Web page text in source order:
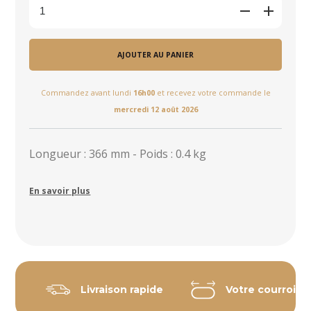
AJOUTER AU PANIER
Commandez avant lundi 16h00et recevez votre commande le
mercredi 12 août 2026
Longueur : 366 mm - Poids : 0.4 kg
En savoir plus
Livraison rapide Votre courroie